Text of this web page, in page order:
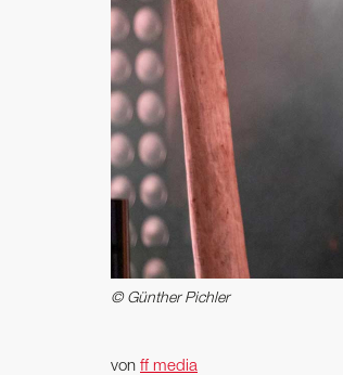
© Günther Pichler
von ff media